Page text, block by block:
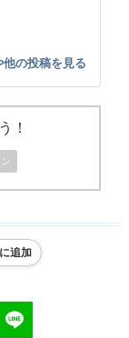
の投稿を見る
！
追加